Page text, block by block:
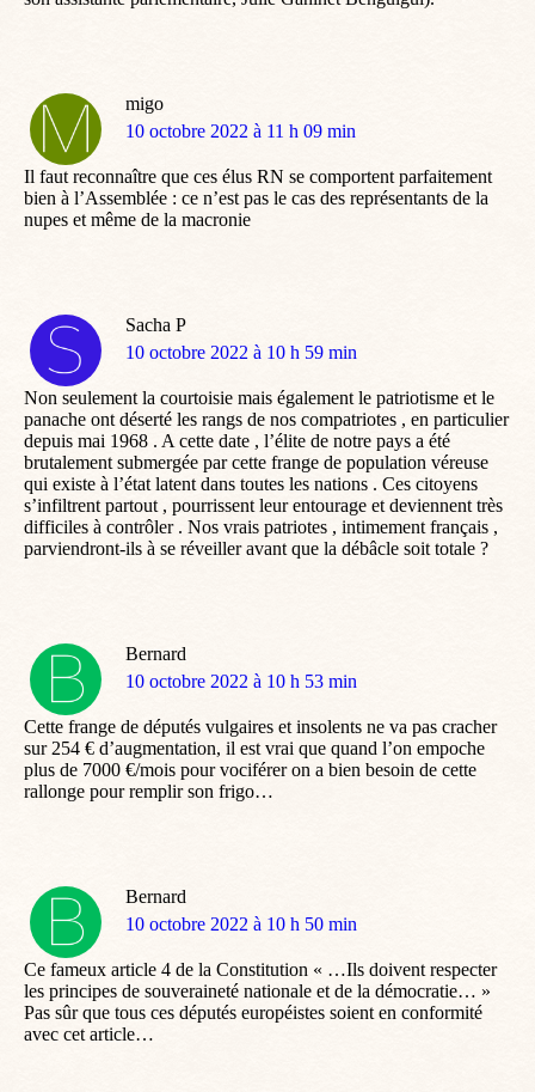
migo
dit
10 octobre 2022 à 11 h 09 min
Il faut reconnaître que ces élus RN se comportent parfaitement
bien à l’Assemblée : ce n’est pas le cas des représentants de la
nupes et même de la macronie
Sacha P
dit
10 octobre 2022 à 10 h 59 min
Non seulement la courtoisie mais également le patriotisme et le
panache ont déserté les rangs de nos compatriotes , en particulier
depuis mai 1968 . A cette date , l’élite de notre pays a été
brutalement submergée par cette frange de population véreuse
qui existe à l’état latent dans toutes les nations . Ces citoyens
s’infiltrent partout , pourrissent leur entourage et deviennent très
difficiles à contrôler . Nos vrais patriotes , intimement français ,
parviendront-ils à se réveiller avant que la débâcle soit totale ?
Bernard
dit
10 octobre 2022 à 10 h 53 min
Cette frange de députés vulgaires et insolents ne va pas cracher
sur 254 € d’augmentation, il est vrai que quand l’on empoche
plus de 7000 €/mois pour vociférer on a bien besoin de cette
rallonge pour remplir son frigo…
Bernard
dit
10 octobre 2022 à 10 h 50 min
Ce fameux article 4 de la Constitution « …Ils doivent respecter
les principes de souveraineté nationale et de la démocratie… »
Pas sûr que tous ces députés européistes soient en conformité
avec cet article…